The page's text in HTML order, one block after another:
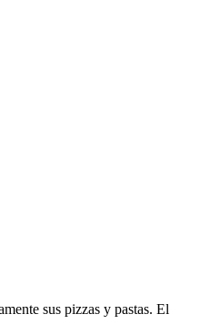
sus pizzas y pastas. El